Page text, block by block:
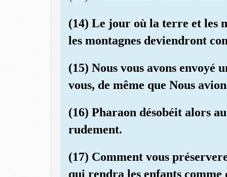
(14) Le jour où la terre et les
les montagnes deviendront
(15) Nous vous avons envoyé
vous, de même que Nous
(16) Pharaon désobéit alors
rudement.
(17) Comment vous
qui rendra les enfants